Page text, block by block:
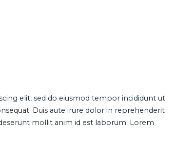
elit, sed do eiusmod tempor incididunt ut
Duis aute irure dolor in reprehenderit
mollit anim id est laborum. Lorem